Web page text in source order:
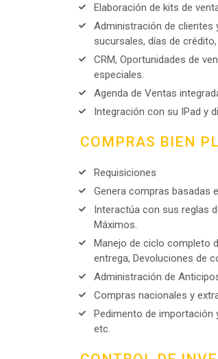
Elaboración de kits de
Administración de clientes
sucursales, días de
CRM, Oportunidades de
especiales.
Agenda de Ventas
Integración con su IPad y
COMPRAS BIEN
Requisiciones
Genera compras basadas
Interactúa con sus reglas
Máximos.
Manejo de ciclo completo
entrega, Devoluciones de
Administración de
Compras nacionales y
Pedimento de importación
etc.